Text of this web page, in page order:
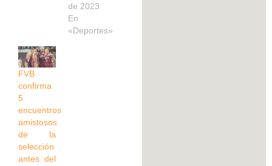
de 2023
En
«Deportes»
FVB
confirma
5
encuentros
amistosos
de la
selección
antes del